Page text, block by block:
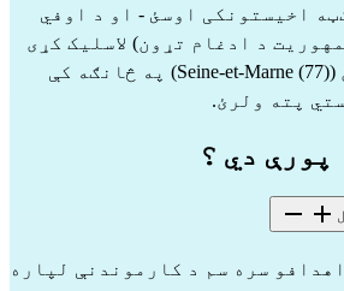
پته ولرئ.
پورې دي ؟